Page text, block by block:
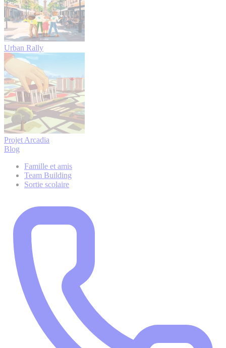
Urban Rally
Projet Arcadia
Blog
Famille et amis
Team Building
Sortie scolaire